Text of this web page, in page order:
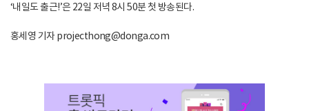
‘내일도 출근!’은 22일 저녁 8시 50분 첫 방송된다.
홍세영 기자 projecthong@donga.com